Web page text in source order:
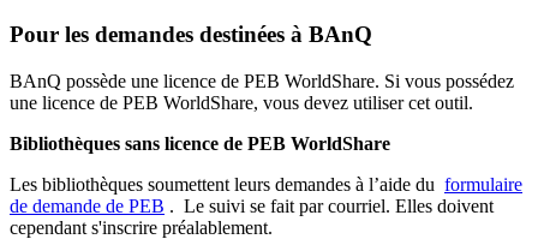
Pour les demandes destinées à BAnQ
BAnQ possède une licence de PEB WorldShare. Si vous possédez
une licence de PEB WorldShare, vous devez utiliser cet outil.
Bibliothèques sans licence de PEB WorldShare
Les bibliothèques soumettent leurs demandes à l’aide du formulaire
de demande de PEB . Le suivi se fait par courriel. Elles doivent
cependant s'inscrire préalablement.